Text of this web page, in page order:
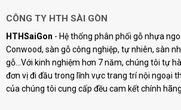
CÔNG TY HTH SÀI GÒN
HTHSaiGon - Hệ thống phân phối gỗ nhựa
Conwood, sàn gỗ công nghiệp, tự nhiên, sàn
gỗ...Với kinh nghiệm hơn 7 năm, chúng tôi tự
đơn vị đi đầu trong lĩnh vực trang trí nội ngoại
của chúng tôi cung cấp đều cam kết chính